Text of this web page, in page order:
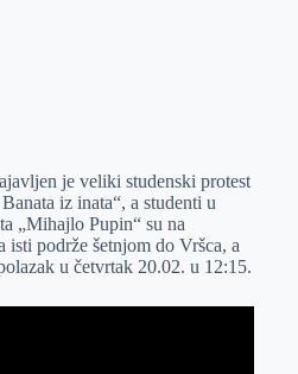
je veliki studenski protest
iz inata“, a studenti u
„Mihajlo Pupin“ su na
podrže šetnjom do Vršca, a
u četvrtak 20.02. u 12:15.